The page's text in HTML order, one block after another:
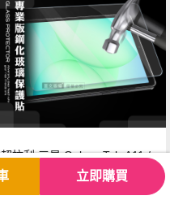
超抗刮 三星 Galaxy Tab A11 /
A11 LTE 8.7吋 專業版疏水疏油
立即購買